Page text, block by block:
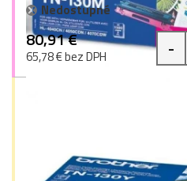
Nedostupné
80,91 €
65,78 € bez DPH -